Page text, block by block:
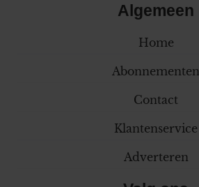
Algemeen
Home
Abonnementen
Contact
Klantenservice
Adverteren